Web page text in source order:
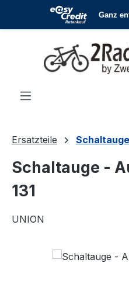
Zum Hauptinhalt springen
Ersatzteile
Schaltauge -
131
UNION